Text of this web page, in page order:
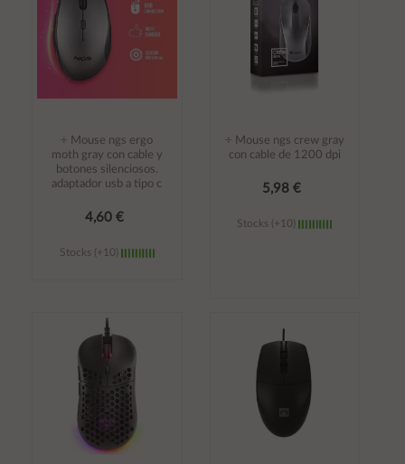
÷ Mouse ngs ergo
moth gray con cable y
botones silenciosos.
adaptador usb a tipo c
4,60 €
Stocks (+10)
carrito
÷ Mouse ngs crew gray
con cable de 1200 dpi
5,98 €
Stocks (+10)
carrito